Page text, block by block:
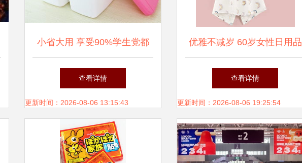
小省大用 享受90%学生党都
在模仿的特价家居生活方式！
查看详情
更新时间：2026-08-06 13:15:43
优雅不减岁 60岁女性日用品
搭配与贴心好物推荐
查看详情
更新时间：2026-08-06 19:25:54